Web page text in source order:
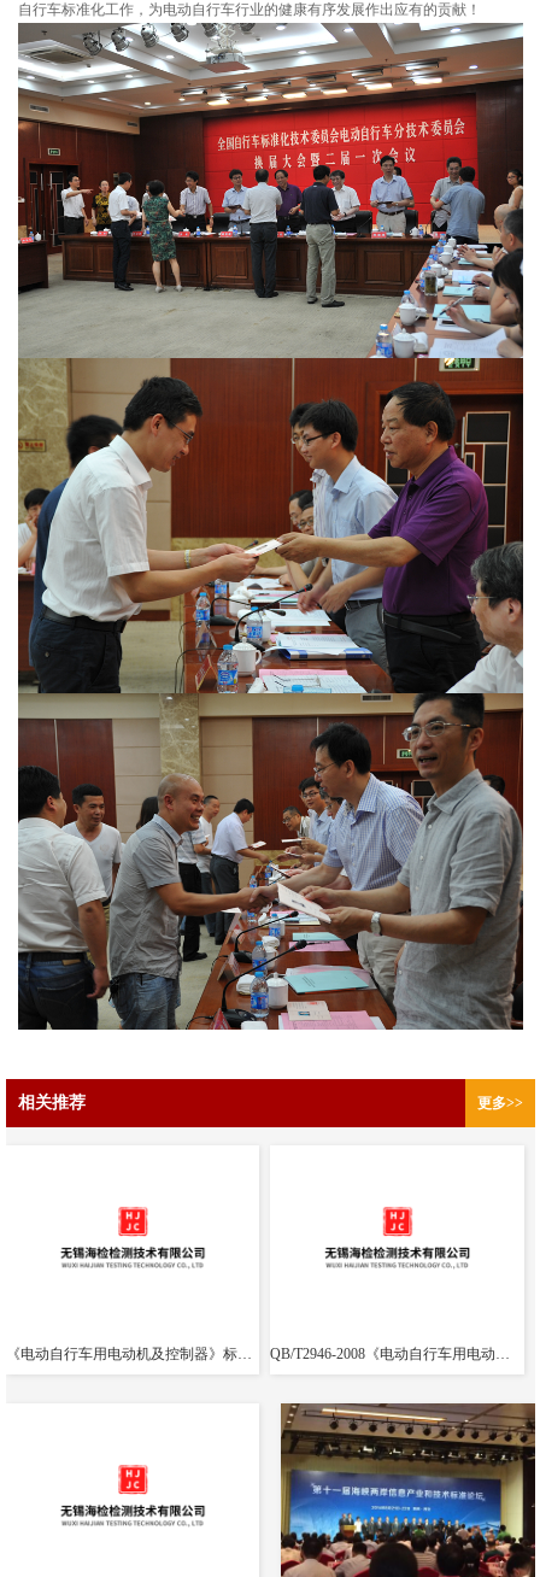
自行车标准化工作，为电动自行车行业的健康有序发展作出应有的贡献！
相关推荐 更多>>
《电动自行车用电动机及控制器》标准（修订）通过了工信部立项专家评审